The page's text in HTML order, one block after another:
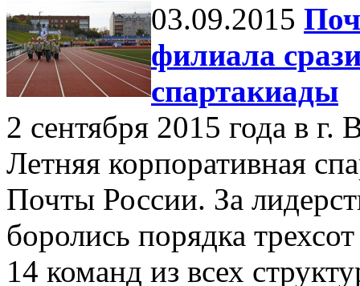
03.09.2015
филиала
спартакиады
2 сентября 2015 года в г.
Летняя корпоративная
Почты России. За
боролись порядка
14 команд из всех